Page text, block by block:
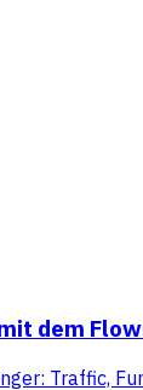
dem
Traffic,